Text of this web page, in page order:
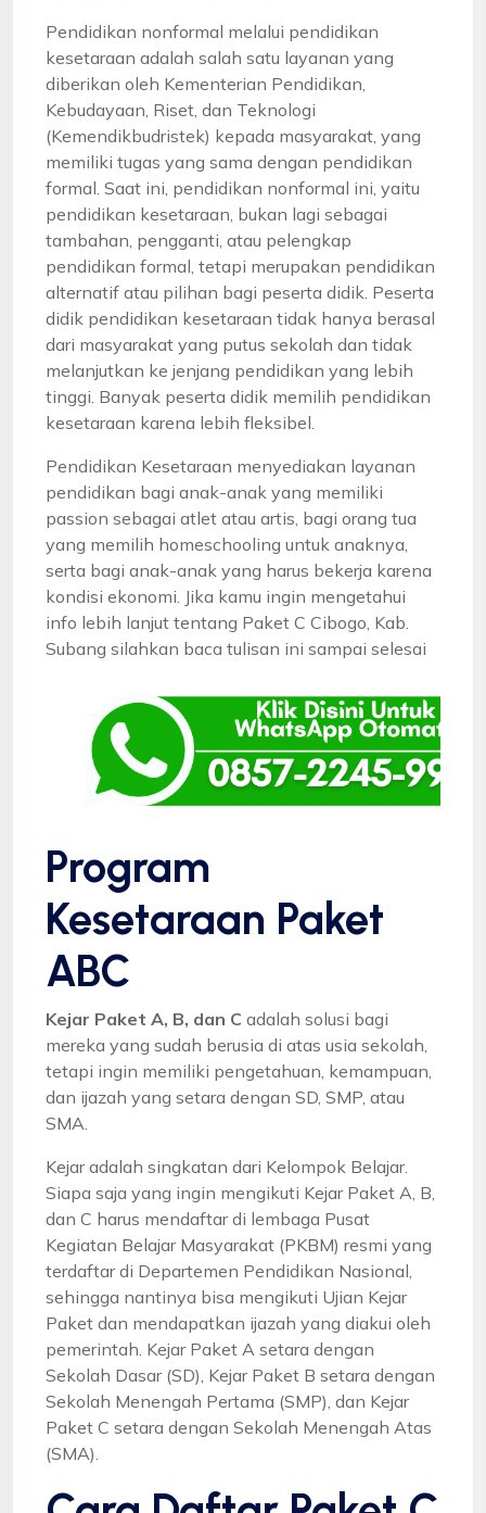
Pendidikan nonformal melalui pendidikan
kesetaraan adalah salah satu layanan yang
diberikan oleh Kementerian Pendidikan,
Kebudayaan, Riset, dan Teknologi
(Kemendikbudristek) kepada masyarakat, yang
memiliki tugas yang sama dengan pendidikan
formal. Saat ini, pendidikan nonformal ini, yaitu
pendidikan kesetaraan, bukan lagi sebagai
tambahan, pengganti, atau pelengkap
pendidikan formal, tetapi merupakan pendidikan
alternatif atau pilihan bagi peserta didik. Peserta
didik pendidikan kesetaraan tidak hanya berasal
dari masyarakat yang putus sekolah dan tidak
melanjutkan ke jenjang pendidikan yang lebih
tinggi. Banyak peserta didik memilih pendidikan
kesetaraan karena lebih fleksibel.
Pendidikan Kesetaraan menyediakan layanan
pendidikan bagi anak-anak yang memiliki
passion sebagai atlet atau artis, bagi orang tua
yang memilih homeschooling untuk anaknya,
serta bagi anak-anak yang harus bekerja karena
kondisi ekonomi. Jika kamu ingin mengetahui
info lebih lanjut tentang Paket C Cibogo, Kab.
Subang silahkan baca tulisan ini sampai selesai
Program
Kesetaraan Paket
ABC
Kejar Paket A, B, dan C adalah solusi bagi
mereka yang sudah berusia di atas usia sekolah,
tetapi ingin memiliki pengetahuan, kemampuan,
dan ijazah yang setara dengan SD, SMP, atau
SMA.
Kejar adalah singkatan dari Kelompok Belajar.
Siapa saja yang ingin mengikuti Kejar Paket A, B,
dan C harus mendaftar di lembaga Pusat
Kegiatan Belajar Masyarakat (PKBM) resmi yang
terdaftar di Departemen Pendidikan Nasional,
sehingga nantinya bisa mengikuti Ujian Kejar
Paket dan mendapatkan ijazah yang diakui oleh
pemerintah. Kejar Paket A setara dengan
Sekolah Dasar (SD), Kejar Paket B setara dengan
Sekolah Menengah Pertama (SMP), dan Kejar
Paket C setara dengan Sekolah Menengah Atas
(SMA).